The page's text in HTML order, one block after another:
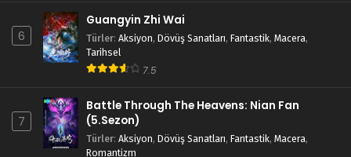
6
Guangyin Zhi Wai
Türler: Aksiyon, Dövüş Sanatları, Fantastik, Macera,
Tarihsel
7.5
7
Battle Through The Heavens: Nian Fan
(5.Sezon)
Türler: Aksiyon, Dövüş Sanatları, Fantastik, Macera,
Romantizm